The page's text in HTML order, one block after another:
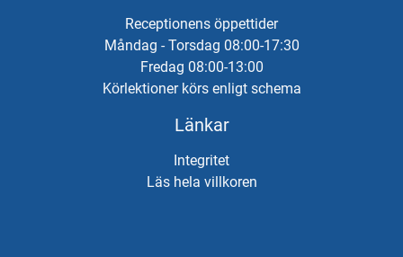
Receptionens öppettider
Måndag - Torsdag 08:00-17:30
Fredag 08:00-13:00
Körlektioner körs enligt schema
Länkar
Integritet
Läs hela villkoren